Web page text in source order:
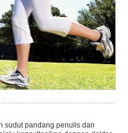
sudut pandang penulis dan